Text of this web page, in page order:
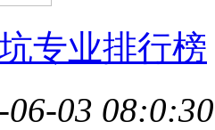
专业排行榜
03 08:0:30